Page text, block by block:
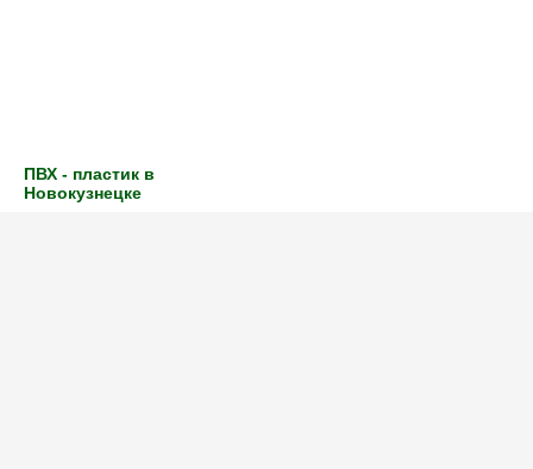
ПВХ - пластик в
Новокузнецке